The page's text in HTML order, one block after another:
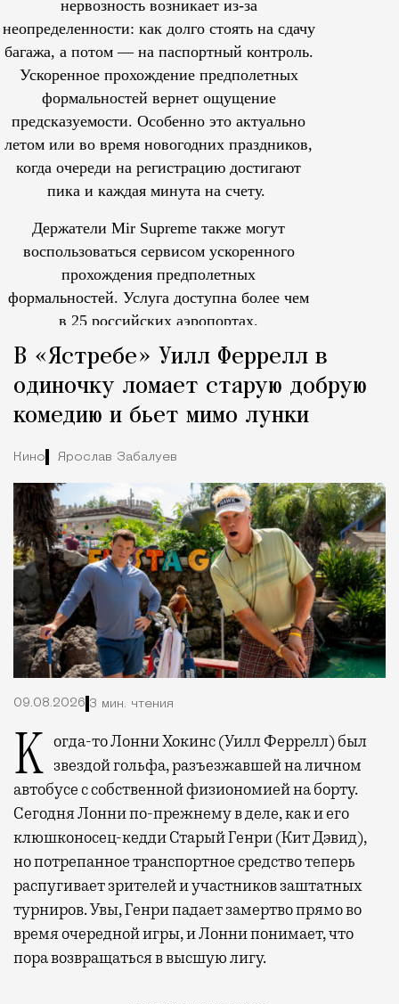
нервозность возникает из-за
неопределенности: как долго стоять на сдачу
багажа, а потом — на паспортный контроль.
Ускоренное прохождение предполетных
формальностей вернет ощущение
предсказуемости. Особенно это актуально
летом или во время новогодних праздников,
когда очереди на регистрацию достигают
пика и каждая минута на счету.
Держатели Mir Supreme также могут
воспользоваться сервисом ускоренного
прохождения предполетных
формальностей. Услуга доступна более чем
в 25 российских аэропортах.
В «Ястребе» Уилл Феррелл в
одиночку ломает старую добрую
комедию и бьет мимо лунки
Кино Ярослав Забалуев
09.08.2026 3 мин. чтения
Когда-то Лонни Хокинс (Уилл Феррелл) был звездой гольфа, разъезжавшей на личном
автобусе с собственной физиономией на борту.
Сегодня Лонни по-прежнему в деле, как и его
клюшконосец-кедди Старый Генри (Кит Дэвид),
но потрепанное транспортное средство теперь
распугивает зрителей и участников заштатных
турниров. Увы, Генри падает замертво прямо во
время очередной игры, и Лонни понимает, что
пора возвращаться в высшую лигу.